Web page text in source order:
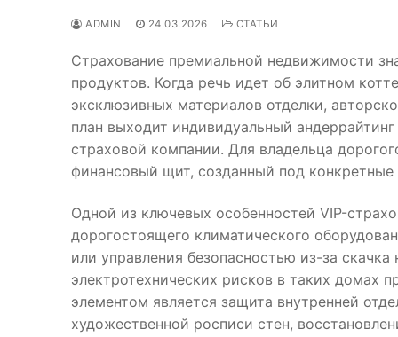
ADMIN 24.03.2026 СТАТЬИ
Страхование премиальной недвижимости
продуктов. Когда речь идет об элитном
эксклюзивных материалов отделки,
план выходит индивидуальный
страховой компании. Для владельца
финансовый щит, созданный под
Одной из ключевых особенностей VIP-
дорогостоящего климатического
или управления безопасностью из-за
электротехнических рисков в таких домах
элементом является защита внутренней
художественной росписи стен,